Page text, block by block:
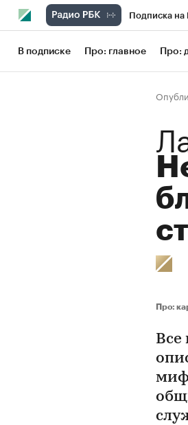
Подписка на
Школа
Рынок
В подписке Про: главное Про:
Про:
Все